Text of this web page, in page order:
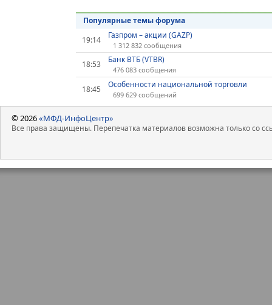
Популярные темы форума
19:14
Газпром – акции (GAZP)
1 312 832 сообщения
18:53 Банк ВТБ (VTBR)
476 083 сообщения
18:45 Особенности национальной торговли
699 629 сообщений
© 2026«МФД-ИнфоЦентр»
Все права защищены. Перепечатка материалов возможна только со